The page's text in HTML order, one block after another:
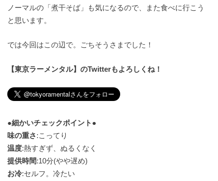
ノーマルの「煮干そば」も気になるので、また食べに行こう
と思います。
では今回はこの辺で。ごちそうさまでした！
【東京ラーメンタル】のTwitterもよろしくね！
●細かいチェックポイント●
味の重さ:こってり
温度:熱すぎず、ぬるくなく
提供時間:10分(やや遅め)
お冷:セルフ。冷たい